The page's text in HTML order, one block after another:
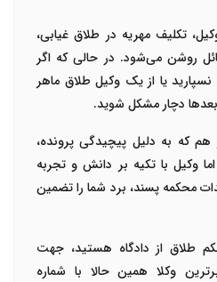
تکلیفمهریه در طلاق غیابی،
روشن می‌شود. در حالی که اگر
یا از یک وکیل طلاق ماهر
دچار مشکل شوید.
که به دلیل پیچیدگی پرونده،
وکیل با تکیه بر دانش و تجربه
محکمه پسند، برد شما را تضمین
طلاق از دادگاه هستید، جهت
وکلا همین حالا با شماره